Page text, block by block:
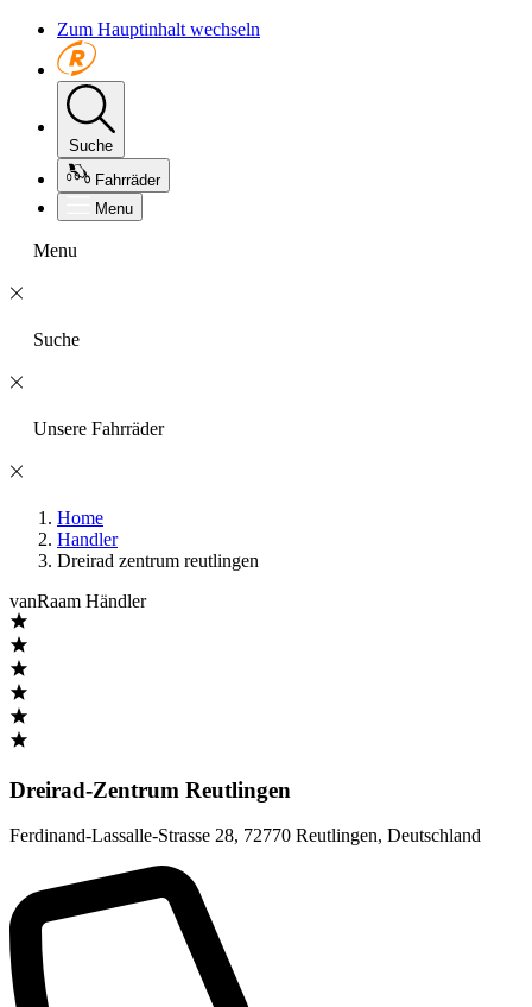
Zum Hauptinhalt wechseln
Suche
Fahrräder
Menu
Menu
Suche
Unsere Fahrräder
Home
Handler
Dreirad zentrum reutlingen
vanRaam Händler
Dreirad-Zentrum Reutlingen
Ferdinand-Lassalle-Strasse 28, 72770 Reutlingen, Deutschland